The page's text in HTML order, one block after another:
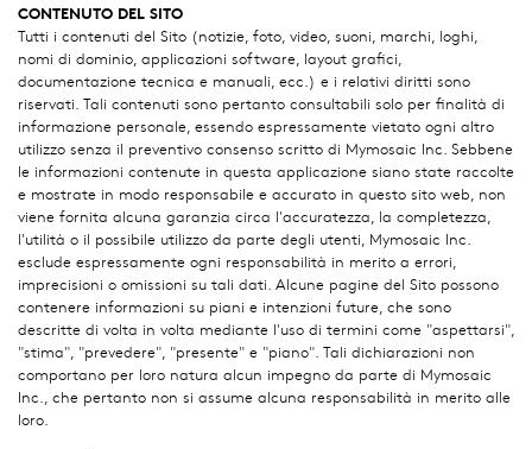
CONTENUTO DEL SITO
Tutti i contenuti del Sito (notizie, foto, video, suoni, marchi, loghi,
nomi di dominio, applicazioni software, layout grafici,
documentazione tecnica e manuali, ecc.) e i relativi diritti sono
riservati. Tali contenuti sono pertanto consultabili solo per finalità di
informazione personale, essendo espressamente vietato ogni altro
utilizzo senza il preventivo consenso scritto di Mymosaic Inc. Sebbene
le informazioni contenute in questa applicazione siano state raccolte
e mostrate in modo responsabile e accurato in questo sito web, non
viene fornita alcuna garanzia circa l'accuratezza, la completezza,
l'utilità o il possibile utilizzo da parte degli utenti, Mymosaic Inc.
esclude espressamente ogni responsabilità in merito a errori,
imprecisioni o omissioni su tali dati. Alcune pagine del Sito possono
contenere informazioni su piani e intenzioni future, che sono
descritte di volta in volta mediante l'uso di termini come "aspettarsi",
"stima", "prevedere", "presente" e "piano". Tali dichiarazioni non
comportano per loro natura alcun impegno da parte di Mymosaic
Inc., che pertanto non si assume alcuna responsabilità in merito alle
loro.